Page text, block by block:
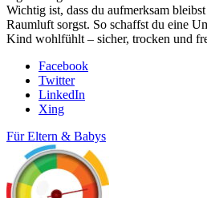
Wichtig ist, dass du aufmerksam
Raumluft sorgst. So schaffst du eine
Kind wohlfühlt – sicher, trocken und
Facebook
Twitter
LinkedIn
Xing
Für Eltern & Babys